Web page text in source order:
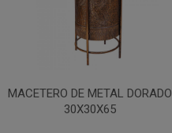
MACETERO DE METAL DORADO
30X30X65